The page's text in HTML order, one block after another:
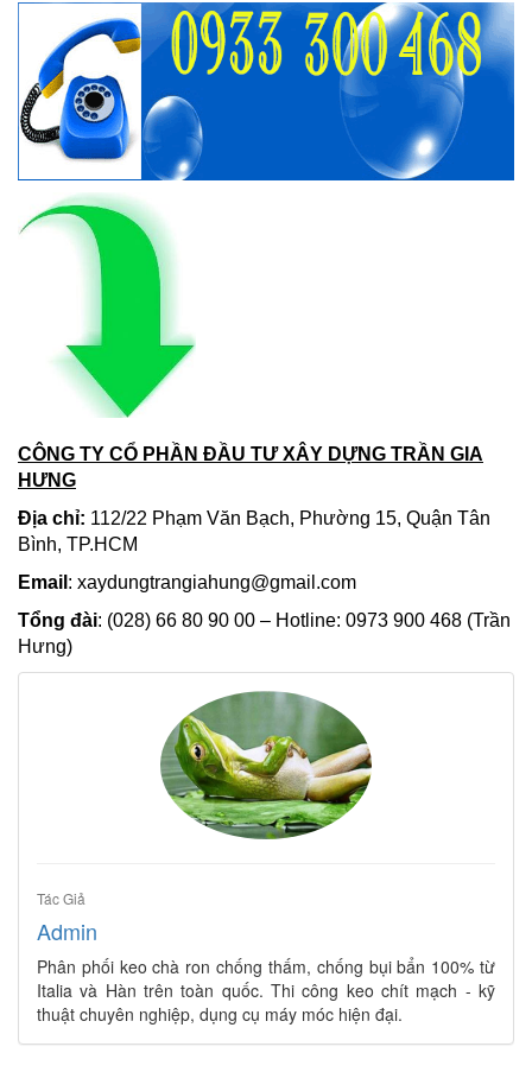
CÔNG TY CỔ PHẦN ĐẦU TƯ XÂY DỰNG TRẦN GIA
HƯNG
Địa chỉ: 112/22 Phạm Văn Bạch, Phường 15, Quận Tân
Bình, TP.HCM
Email : xaydungtrangiahung@gmail.com
Tổng đài: (028) 66 80 90 00 – Hotline: 0973 900 468 (Trần
Hưng)
Tác Giả
Admin
Phân phối keo chà ron chống thấm, chống bụi bẩn 100% từ
Italia và Hàn trên toàn quốc. Thi công keo chít mạch - kỹ
thuật chuyên nghiệp, dụng cụ máy móc hiện đại.